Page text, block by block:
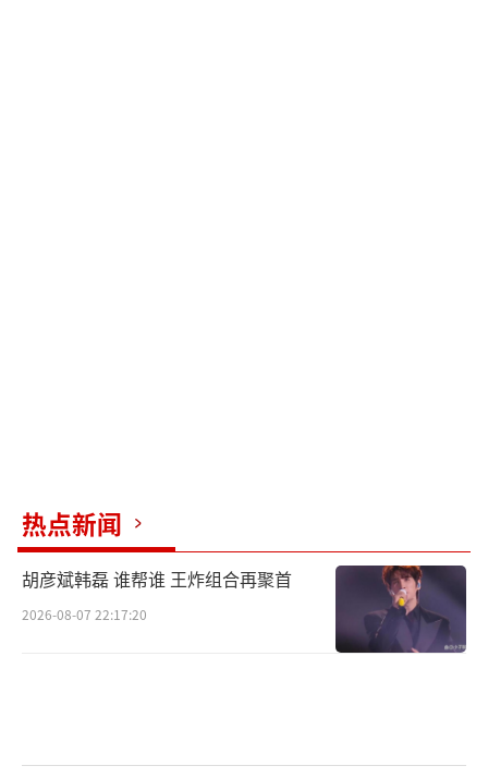
热点新闻
胡彦斌韩磊 谁帮谁 王炸组合再聚首
2026-08-07 22:17:20